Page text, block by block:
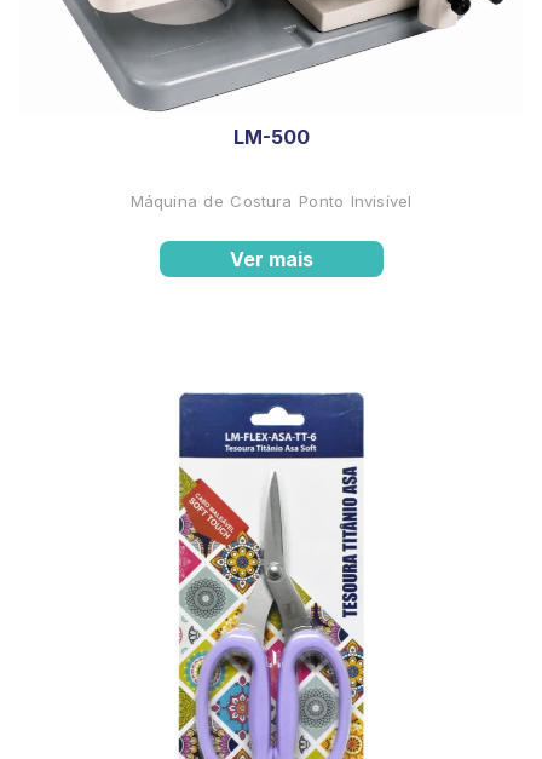
LM-500
Máquina de Costura Ponto Invisível
Ver mais